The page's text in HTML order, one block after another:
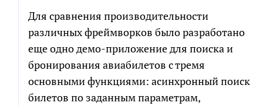
Для сравнения производительности
различных фреймворков было разработано
еще одно демо-приложение для поиска и
бронирования авиабилетов с тремя
основными функциями: асинхронный поиск
билетов по заданным параметрам,